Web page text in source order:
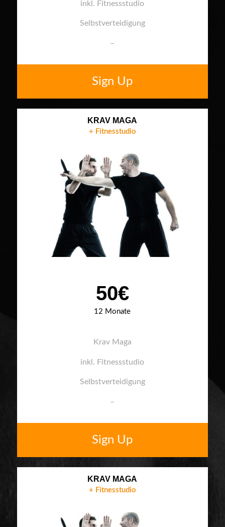
inkl. Fitnessstudio
Selbstverteidigung
–
Sign Up
KRAV MAGA
+ Fitnesstudio
50€
12 Monate
Krav Maga
inkl. Fitnessstudio
Selbstverteidigung
–
Sign Up
KRAV MAGA
+ Fitnesstudio